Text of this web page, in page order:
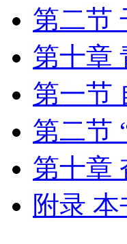
第二节
第十章
第一节
第二节
第十章
附录